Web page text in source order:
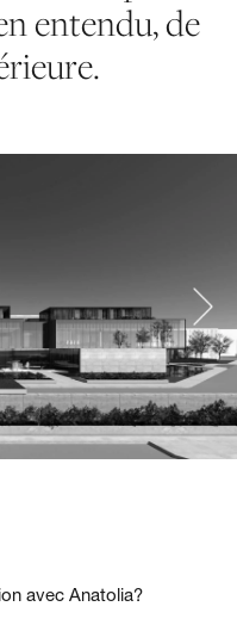
entendu, de
avec Anatolia?